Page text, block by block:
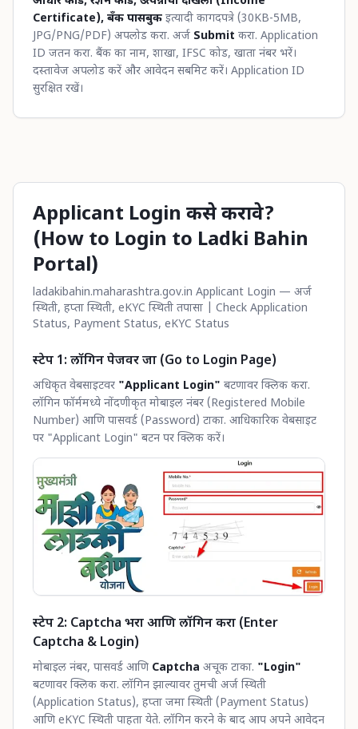
Certificate), बँक पासबुक इत्यादी कागदपत्रे (30KB-5MB,
JPG/PNG/PDF) अपलोड करा. अर्ज Submit करा. Application
ID जतन करा. बैंक का नाम, शाखा, IFSC कोड, खाता नंबर भरें।
दस्तावेज अपलोड करें और आवेदन सबमिट करें। Application ID
सुरक्षित रखें।
Applicant Login कसे करावे?
(How to Login to Ladki Bahin
Portal)
ladakibahin.maharashtra.gov.in Applicant Login — अर्ज
स्थिती, हप्ता स्थिती, eKYC स्थिती तपासा | Check Application
Status, Payment Status, eKYC Status
स्टेप 1: लॉगिन पेजवर जा (Go to Login Page)
अधिकृत वेबसाइटवर "Applicant Login" बटणावर क्लिक करा.
लॉगिन फॉर्ममध्ये नोंदणीकृत मोबाइल नंबर (Registered Mobile
Number) आणि पासवर्ड (Password) टाका. आधिकारिक वेबसाइट
पर "Applicant Login" बटन पर क्लिक करें।
स्टेप 2: Captcha भरा आणि लॉगिन करा (Enter
Captcha & Login)
मोबाइल नंबर, पासवर्ड आणि Captcha अचूक टाका. "Login"
बटणावर क्लिक करा. लॉगिन झाल्यावर तुमची अर्ज स्थिती
(Application Status), हप्ता जमा स्थिती (Payment Status)
आणि eKYC स्थिती पाहता येते. लॉगिन करने के बाद आप अपने आवेदन